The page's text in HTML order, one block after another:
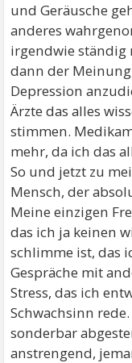
und Geräusche
anderes
irgendwie ständig
dann der
Depression
Ärzte das alles
stimmen.
mehr, da ich das
So und jetzt zu
Mensch, der
Meine einzigen
das ich ja keinen
schlimme ist, das
Gespräche mit
Stress, das ich
Schwachsinn
sonderbar
anstrengend,